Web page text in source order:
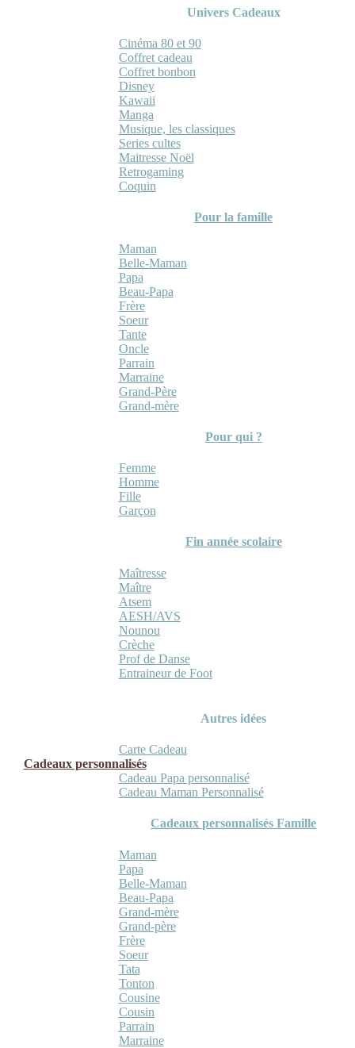
Univers Cadeaux
Cinéma 80 et 90
Coffret cadeau
Coffret bonbon
Disney
Kawaii
Manga
Musique, les classiques
Series cultes
Maitresse Noël
Retrogaming
Coquin
Pour la famille
Maman
Belle-Maman
Papa
Beau-Papa
Frère
Soeur
Tante
Oncle
Parrain
Marraine
Grand-Père
Grand-mère
Pour qui ?
Femme
Homme
Fille
Garçon
Fin année scolaire
Maîtresse
Maître
Atsem
AESH/AVS
Nounou
Crèche
Prof de Danse
Entraineur de Foot
Autres idées
Carte Cadeau
Cadeaux personnalisés
Cadeau Papa personnalisé
Cadeau Maman Personnalisé
Cadeaux personnalisés Famille
Maman
Papa
Belle-Maman
Beau-Papa
Grand-mère
Grand-père
Frère
Soeur
Tata
Tonton
Cousine
Cousin
Parrain
Marraine